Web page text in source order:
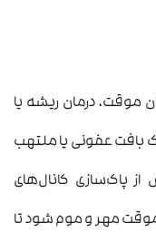
موقت، درمان ریشه یا
عفونی یا ملتهب
پاک‌سازی کانال‌های
موقت مهر و موم شود تا